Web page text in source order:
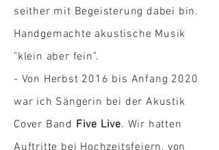
seither mit Begeisterung dabei bin.
Handgemachte akustische Musik
"klein aber fein".
- Von Herbst 2016 bis Anfang 2020
war ich Sängerin bei der Akustik
Cover Band Five Live. Wir hatten
Auftritte bei Hochzeitsfeiern, von